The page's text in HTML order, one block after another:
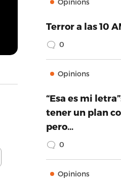
Opinions
Terror a las 10
0
Opinions
“Esa es mi
tener un plan
pero…
0
Opinions